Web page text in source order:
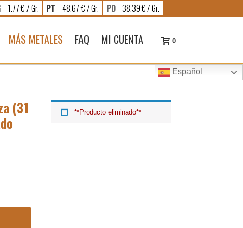
1.77 € / Gr. PT 48.67 € / Gr. PD 38.39 € / Gr.
MÁS METALES FAQ MI CUENTA 0
Español
(31
**Producto eliminado**